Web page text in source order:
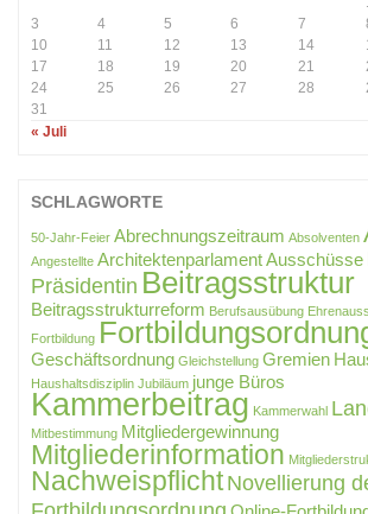
3
4 5 6 7
10
11 12 13 14
17
18 19 20 21
24
25 26 27 28
31
« Juli
SCHLAGWORTE
50-Jahr-Feier Abrechnungszeitraum Absolventen
Angestellte ArchitektenparlamentAusschüsse
Präsidentin Beitragsstruktur
Beitragsstrukturreform Berufsausübung
Fortbildung
Geschäftsordnung Gleichstellung Gremien
Haushaltsdisziplin Jubiläum junge Büros
Kammerbeitrag Kammerwahl
Mitbestimmung Mitgliedergewinnung
Mitgliederinformation
NachweispflichtNovellierung